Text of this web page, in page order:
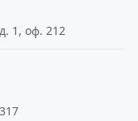
1, оф. 212